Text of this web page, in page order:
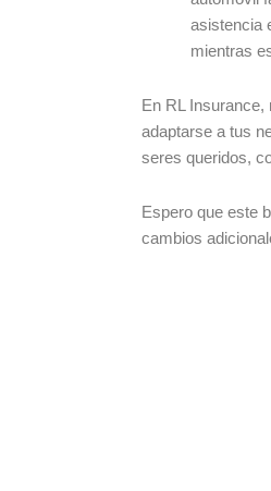
asistencia
mientras
En RL Insurance,
adaptarse a tus
seres queridos,
Espero que este
cambios